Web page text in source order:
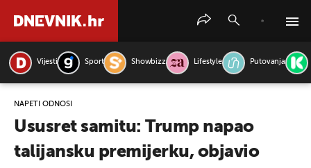
Vijesti Sport Showbizz Lifestyle Putovanja
NAPETI ODNOSI
Ususret samitu: Trump napao
talijansku premijerku, objavio
PRETRAŽITE VIJESTI